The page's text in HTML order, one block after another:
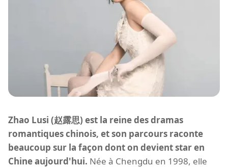
Zhao Lusi (赵露思) est la reine des dramas
romantiques chinois, et son parcours raconte
beaucoup sur la façon dont on devient star en
Chine aujourd'hui. Née à Chengdu en 1998, elle